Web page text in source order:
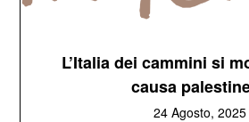
L’Italia dei cammini si
causa
24 Agosto, 2025